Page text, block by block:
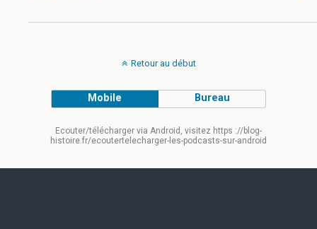
Retour au début
Mobile Bureau
Ecouter/télécharger via Android, visitez https ://blog-
histoire.fr/ecoutertelecharger-les-podcasts-sur-android